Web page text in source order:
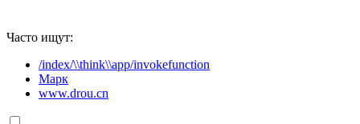
Часто ищут:
/index/\\think\\app/invokefunction
Марк
www.drou.cn